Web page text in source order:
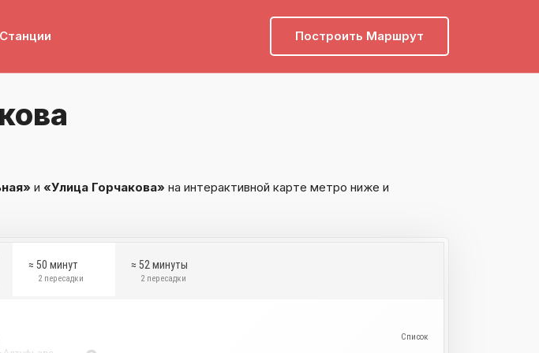
Станции Построить Маршрут
и «Улица Горчакова» на интерактивной карте метро ниже и
≈ 50 минут
2 пересадки
≈ 52 минуты
2 пересадки